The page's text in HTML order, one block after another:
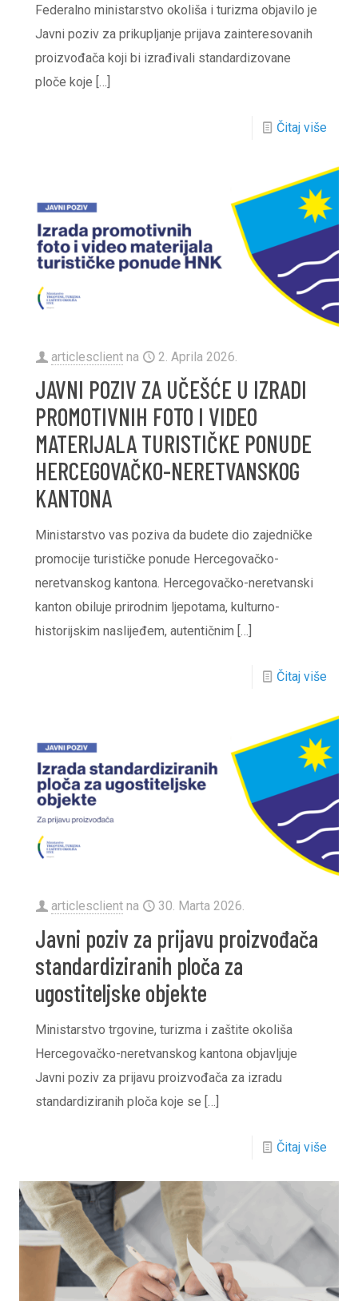
Federalno ministarstvo okoliša i turizma objavilo je
Javni poziv za prikupljanje prijava zainteresovanih
proizvođača koji bi izrađivali standardizovane
ploče koje […]
Čitaj više
articlesclient na 2. Aprila 2026.
JAVNI POZIV ZA UČEŠĆE U IZRADI
PROMOTIVNIH FOTO I VIDEO
MATERIJALA TURISTIČKE PONUDE
HERCEGOVAČKO-NERETVANSKOG
KANTONA
Ministarstvo vas poziva da budete dio zajedničke
promocije turističke ponude Hercegovačko-
neretvanskog kantona. Hercegovačko-neretvanski
kanton obiluje prirodnim ljepotama, kulturno-
historijskim naslijeđem, autentičnim […]
Čitaj više
articlesclient na 30. Marta 2026.
Javni poziv za prijavu proizvođača
standardiziranih ploča za
ugostiteljske objekte
Ministarstvo trgovine, turizma i zaštite okoliša
Hercegovačko-neretvanskog kantona objavljuje
Javni poziv za prijavu proizvođača za izradu
standardiziranih ploča koje se […]
Čitaj više